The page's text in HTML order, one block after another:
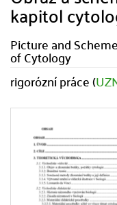
kapitol
Picture and
of Cytology
rigorózní práce (